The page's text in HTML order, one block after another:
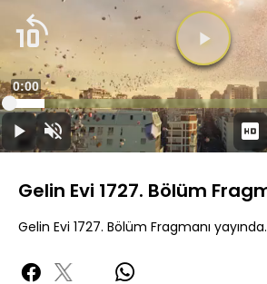
Oynat
OynatSesi
Aç
Süre
0:00
Yüklendi:
9.02%
Gelin Evi 1727. Bölüm
Gelin Evi 1727. Bölüm Fragmanı yayında.